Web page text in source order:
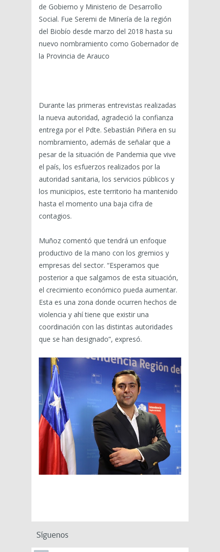
de Gobierno y Ministerio de Desarrollo
Social. Fue Seremi de Minería de la región
del Biobío desde marzo del 2018 hasta su
nuevo nombramiento como Gobernador de
la Provincia de Arauco
Durante las primeras entrevistas realizadas
la nueva autoridad, agradeció la confianza
entrega por el Pdte. Sebastián Piñera en su
nombramiento, además de señalar que a
pesar de la situación de Pandemia que vive
el país, los esfuerzos realizados por la
autoridad sanitaria, los servicios públicos y
los municipios, este territorio ha mantenido
hasta el momento una baja cifra de
contagios.
Muñoz comentó que tendrá un enfoque
productivo de la mano con los gremios y
empresas del sector. “Esperamos que
posterior a que salgamos de esta situación,
el crecimiento económico pueda aumentar.
Esta es una zona donde ocurren hechos de
violencia y ahí tiene que existir una
coordinación con las distintas autoridades
que se han designado”, expresó.
Síguenos